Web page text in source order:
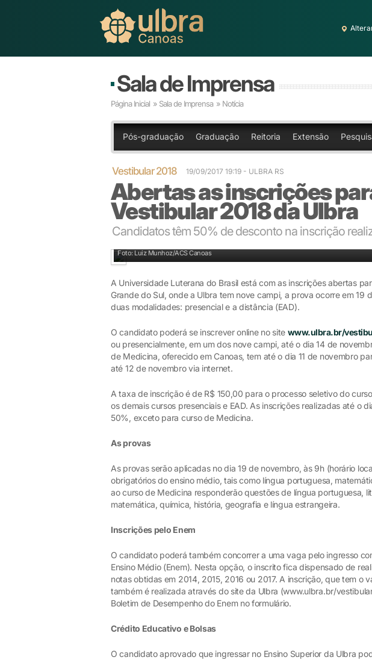
Sala de Imprensa
Página Inicial » Sala de Imprensa » Notícia
Pós-graduação Graduação Reitoria Extensão
Vestibular 2018 19/09/2017 19:19 - ULBRA RS
Abertas as inscrições
Vestibular 2018 da Ulbra
Candidatos têm 50% de desconto na inscrição
Foto: Luiz Munhoz/ACS Canoas
A Universidade Luterana do Brasil está com as inscrições abertas
Grande do Sul, onde a Ulbra tem nove campi, a prova ocorre em 19
duas modalidades: presencial e a distância (EAD).
O candidato poderá se inscrever online no site www.ulbra.br/
ou presencialmente, em um dos nove campi, até o dia 14 de
de Medicina, oferecido em Canoas, tem até o dia 11 de novembro
até 12 de novembro via internet.
A taxa de inscrição é de R$ 150,00 para o processo seletivo do
os demais cursos presenciais e EAD. As inscrições realizadas até o
50%, exceto para curso de Medicina.
As provas
As provas serão aplicadas no dia 19 de novembro, às 9h (horário
obrigatórios do ensino médio, tais como língua portuguesa,
ao curso de Medicina responderão questões de língua portuguesa,
matemática, química, história, geografia e língua estrangeira.
Inscrições pelo Enem
O candidato poderá também concorrer a uma vaga pelo ingresso
Ensino Médio (Enem). Nesta opção, o inscrito fica dispensado de
notas obtidas em 2014, 2015, 2016 ou 2017. A inscrição, que tem o
também é realizada através do site da Ulbra (www.ulbra.br/
Boletim de Desempenho do Enem no formulário.
Crédito Educativo e Bolsas
O candidato aprovado que ingressar no Ensino Superior da Ulbra